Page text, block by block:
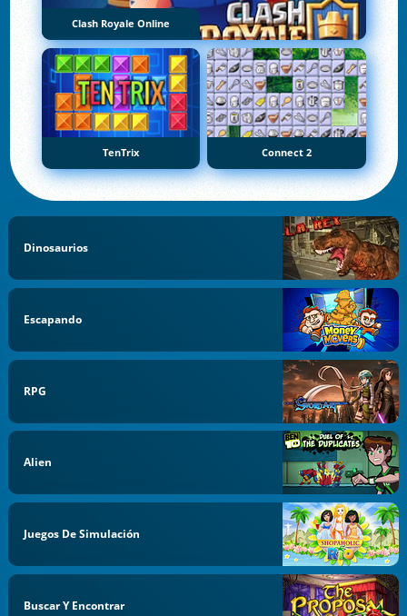
Clash Royale Online
TenTrix Connect 2
Dinosaurios
Escapando
RPG
Alien
Juegos De Simulación
Buscar Y Encontrar